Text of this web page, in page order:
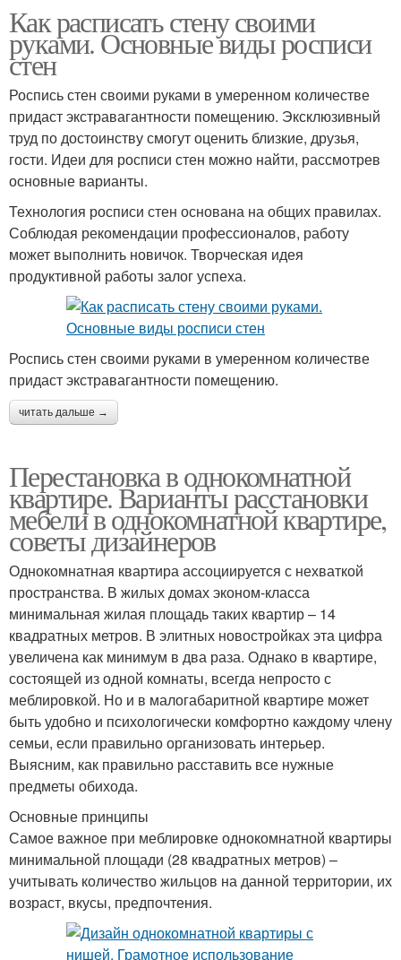
Как расписать стену своими
руками. Основные виды росписи
стен
Роспись стен своими руками в умеренном количестве
придаст экстравагантности помещению. Эксклюзивный
труд по достоинству смогут оценить близкие, друзья,
гости. Идеи для росписи стен можно найти, рассмотрев
основные варианты.
Технология росписи стен основана на общих правилах.
Соблюдая рекомендации профессионалов, работу
может выполнить новичок. Творческая идея
продуктивной работы залог успеха.
Роспись стен своими руками в умеренном количестве
придаст экстравагантности помещению.
читать дальше →
Перестановка в однокомнатной
квартире. Варианты расстановки
мебели в однокомнатной квартире,
советы дизайнеров
Однокомнатная квартира ассоциируется с нехваткой
пространства. В жилых домах эконом-класса
минимальная жилая площадь таких квартир – 14
квадратных метров. В элитных новостройках эта цифра
увеличена как минимум в два раза. Однако в квартире,
состоящей из одной комнаты, всегда непросто с
меблировкой. Но и в малогабаритной квартире может
быть удобно и психологически комфортно каждому члену
семьи, если правильно организовать интерьер.
Выясним, как правильно расставить все нужные
предметы обихода.
Основные принципы
Самое важное при меблировке однокомнатной квартиры
минимальной площади (28 квадратных метров) –
учитывать количество жильцов на данной территории, их
возраст, вкусы, предпочтения.